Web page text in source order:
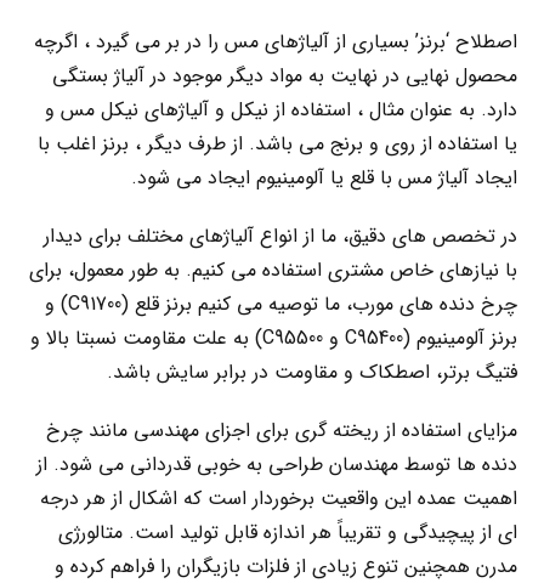
اصطلاح ‘برنز’ بسیاری از آلیاژهای مس را در بر می گیرد ، اگرچه
محصول نهایی در نهایت به مواد دیگر موجود در آلیاژ بستگی
دارد. به عنوان مثال ، استفاده از نیکل و آلیاژهای نیکل مس و
یا استفاده از روی و برنج می باشد. از طرف دیگر ، برنز اغلب با
ایجاد آلیاژ مس با قلع یا آلومینیوم ایجاد می شود.
در تخصص های دقیق، ما از انواع آلیاژهای مختلف برای دیدار
با نیازهای خاص مشتری استفاده می کنیم. به طور معمول، برای
چرخ دنده های مورب، ما توصیه می کنیم برنز قلع (C91700) و
برنز آلومینیوم (C95400 و C95500) به علت مقاومت نسبتا بالا و
فتیگ برتر، اصطکاک و مقاومت در برابر سایش باشد.
مزایای استفاده از ریخته گری برای اجزای مهندسی مانند چرخ
دنده ها توسط مهندسان طراحی به خوبی قدردانی می شود. از
اهمیت عمده این واقعیت برخوردار است که اشکال از هر درجه
ای از پیچیدگی و تقریباً هر اندازه قابل تولید است. متالورژی
مدرن همچنین تنوع زیادی از فلزات بازیگران را فراهم کرده و